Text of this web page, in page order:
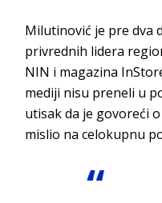
Milutinović je pre dva
privrednih lidera
NIN i magazina
mediji nisu preneli u
utisak da je govoreći
mislio na celokupnu